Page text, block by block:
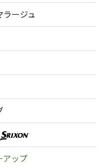
ージュ
アップ